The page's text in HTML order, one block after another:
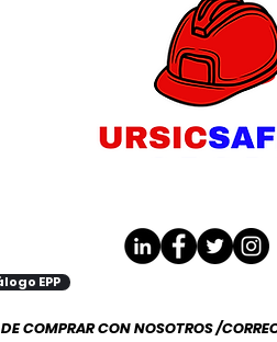
EPP
COMPRAR CON NOSOTROS /